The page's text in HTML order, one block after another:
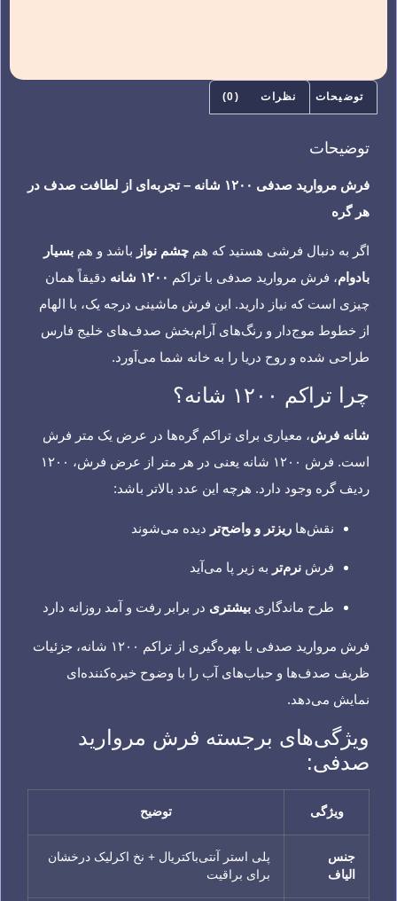
توضیحات نظرات (0)
توضیحات
فرش مروارید صدفی ۱۲۰۰ شانه – تجربه‌ای از لطافت صدف در
هر گره
اگر به دنبال فرشی هستید که هم چشم نواز باشد و هم بسیار
بادوام، فرش مروارید صدفی با تراکم ۱۲۰۰ شانه
دقیقاً همان
چیزی است که نیاز دارید. این فرش ماشینی درجه یک، با الهام
از خطوط موج‌دار و رنگ‌های آرام‌بخش صدف‌های خلیج فارس
طراحی شده و روح دریا را به خانه شما می‌آورد.
چرا تراکم ۱۲۰۰ شانه؟
شانه فرش، معیاری برای تراکم گره‌ها در عرض یک متر فرش
است. فرش ۱۲۰۰ شانه یعنی در هر متر از عرض فرش، ۱۲۰۰
ردیف گره وجود دارد. هرچه این عدد بالاتر باشد:
نقش‌ها ریزتر و واضح‌تر دیده می‌شوند
فرش نرم‌تر به زیر پا می‌آید
طرح ماندگاری بیشتری در برابر رفت و آمد روزانه دارد
فرش مروارید صدفی با بهره‌گیری از تراکم ۱۲۰۰ شانه، جزئیات
ظریف صدف‌ها و حباب‌های آب را با وضوح خیره‌کننده‌ای
نمایش می‌دهد.
ویژگی‌های برجسته فرش مروارید
صدفی:
ویژگی توضیح
جنس
الیاف
پلی استر آنتی‌باکتریال + نخ اکرلیک درخشان
برای براقیت